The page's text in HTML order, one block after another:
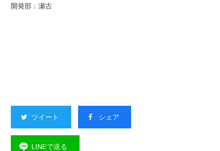
開発部：瀬古
ツイート シェア
LINEで送る